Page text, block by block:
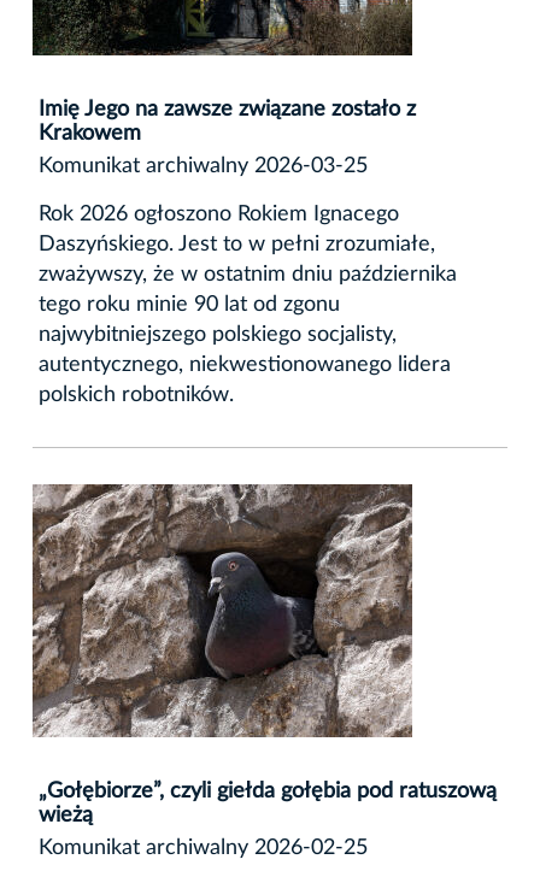
Imię Jego na zawsze związane zostało z
Krakowem
Komunikat archiwalny 2026-03-25
Rok 2026 ogłoszono Rokiem Ignacego
Daszyńskiego. Jest to w pełni zrozumiałe,
zważywszy, że w ostatnim dniu października
tego roku minie 90 lat od zgonu
najwybitniejszego polskiego socjalisty,
autentycznego, niekwestionowanego lidera
polskich robotników.
„Gołębiorze”, czyli giełda gołębia pod ratuszową
wieżą
Komunikat archiwalny 2026-02-25